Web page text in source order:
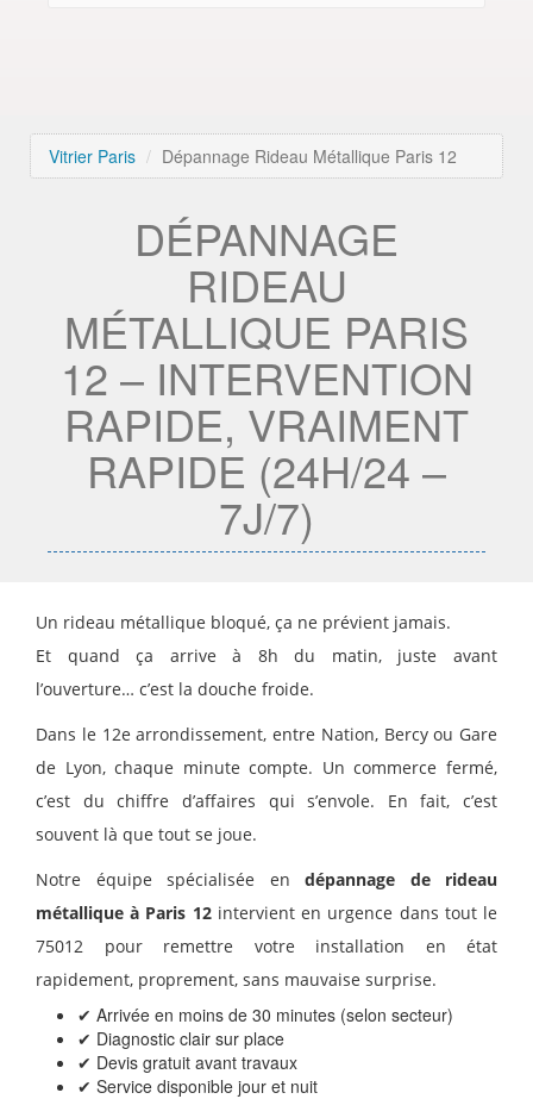
Vitrier Paris Dépannage Rideau Métallique Paris 12
DÉPANNAGE
RIDEAU
MÉTALLIQUE PARIS
12 – INTERVENTION
RAPIDE, VRAIMENT
RAPIDE (24H/24 –
7J/7)
Un rideau métallique bloqué, ça ne prévient jamais.
Et quand ça arrive à 8h du matin, juste avant
l’ouverture… c’est la douche froide.
Dans le 12e arrondissement, entre Nation, Bercy ou Gare
de Lyon, chaque minute compte. Un commerce fermé,
c’est du chiffre d’affaires qui s’envole. En fait, c’est
souvent là que tout se joue.
Notre équipe spécialisée en dépannage de rideau
métallique à Paris 12intervient en urgence dans tout le
75012 pour remettre votre installation en état
rapidement, proprement, sans mauvaise surprise.
✔ Arrivée en moins de 30 minutes (selon secteur)
✔ Diagnostic clair sur place
✔ Devis gratuit avant travaux
✔ Service disponible jour et nuit